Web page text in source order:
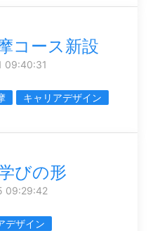
コース新設
09:40:31
キャリアデザイン
びの形
09:29:42
デザイン